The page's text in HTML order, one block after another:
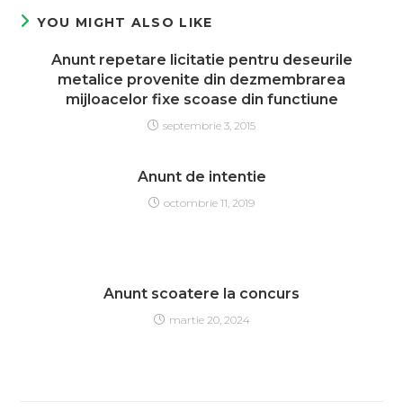
YOU MIGHT ALSO LIKE
Anunt repetare licitatie pentru deseurile
metalice provenite din dezmembrarea
mijloacelor fixe scoase din functiune
septembrie 3, 2015
Anunt de intentie
octombrie 11, 2019
Anunt scoatere la concurs
martie 20, 2024